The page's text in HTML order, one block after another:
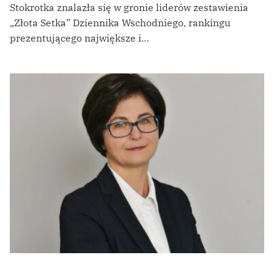
Stokrotka znalazła się w gronie liderów zestawienia
„Złota Setka” Dziennika Wschodniego, rankingu
prezentującego największe i…